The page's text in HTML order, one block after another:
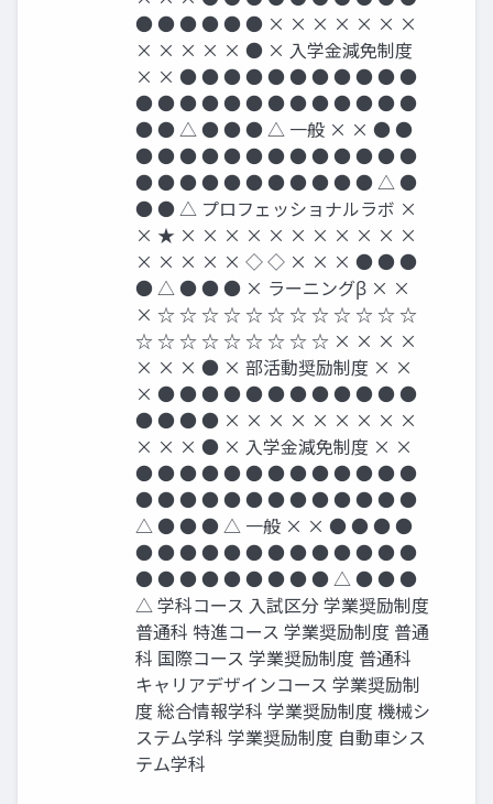
● ● ● ● ● ● × × × × × × ×
× × × × × ● × 入学金減免制度
× × ● ● ● ● ● ● ● ● ● ● ●
● ● ● ● ● ● ● ● ● ● ● ● ●
● ● △ ● ● ● △ 一般 × × ● ●
● ● ● ● ● ● ● ● ● ● ● ● ●
● ● ● ● ● ● ● ● ● ● ● △ ●
● ● △ プロフェッショナルラボ ×
× ★ × × × × × × × × × × ×
× × × × × ◇ ◇ × × × ● ● ●
● △ ● ● ● × ラーニングβ × ×
× ☆ ☆ ☆ ☆ ☆ ☆ ☆ ☆ ☆ ☆ ☆ ☆
☆ ☆ ☆ ☆ ☆ ☆ ☆ ☆ ☆ × × × ×
× × × ● × 部活動奨励制度 × ×
× ● ● ● ● ● ● ● ● ● ● ● ●
● ● ● ● × × × × × × × × ×
× × × ● × 入学金減免制度 × ×
● ● ● ● ● ● ● ● ● ● ● ● ●
● ● ● ● ● ● ● ● ● ● ● ● ●
△ ● ● ● △ 一般 × × ● ● ● ●
● ● ● ● ● ● ● ● ● ● ● ● ●
● ● ● ● ● ● ● ● ● △ ● ● ●
△ 学科コース 入試区分 学業奨励制度
普通科 特進コース 学業奨励制度 普通
科 国際コース 学業奨励制度 普通科
キャリアデザインコース 学業奨励制
度 総合情報学科 学業奨励制度 機械シ
ステム学科 学業奨励制度 自動車シス
テム学科